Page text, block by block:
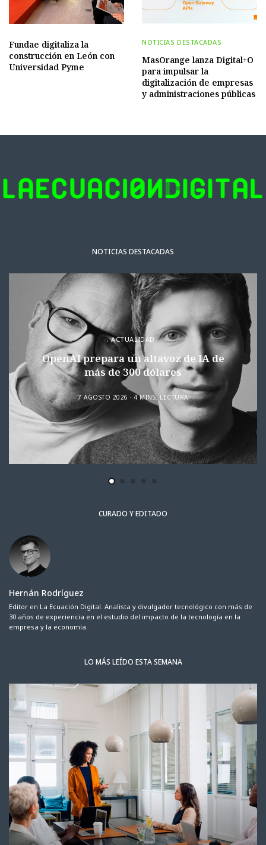
Fundae digitaliza la
construcción en León con
Universidad Pyme
NOTICIAS DESTACADAS
MasOrange lanza Digital+O
para impulsar la
digitalización de empresas
y administraciones públicas
NOTICIAS DESTACADAS
ACTUALIDAD
OpenAI prepara un altavoz de IA de
más de 300 dólares
7 AGOSTO 2026 4 MINS. LECTURA
CURADO Y EDITADO
Hernán Rodríguez
Editor en La Ecuación Digital. Analista y divulgador tecnológico con más de
30 años de experiencia en el estudio del impacto de la tecnología en la
empresa y la economía.
LO MÁS LEÍDO ESTA SEMANA